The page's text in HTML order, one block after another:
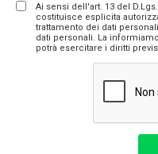
Ai sensi dell'art. 13 del
costituisce esplicita
trattamento dei dati
dati personali. La
potrà esercitare i diritti